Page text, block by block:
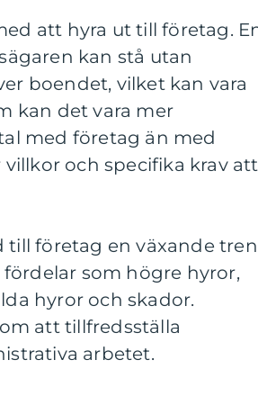
att hyra ut till företag.
kan stå utan
boendet, vilket kan vara
kan det vara mer
med företag än med
och specifika krav att
företag en växande
som högre hyror,
hyror och skador.
att tillfredsställa
arbetet.